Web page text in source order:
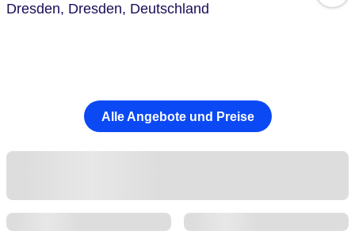
Dresden, Dresden, Deutschland
Alle Angebote und Preise